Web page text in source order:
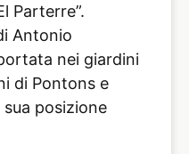
Parterre”.
Antonio
nei giardini
di Pontons e
posizione